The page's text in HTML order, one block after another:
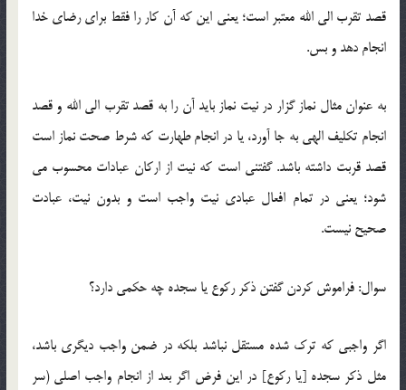
قصد تقرب الی الله معتبر است؛ یعنی این که آن کار را فقط برای رضای خدا
انجام دهد و بس.
به عنوان مثال نماز گزار در نیت نماز باید آن را به قصد تقرب الی الله و قصد
انجام تکلیف الهی به جا آورد، یا در انجام طهارت که شرط صحت نماز است
قصد قربت داشته باشد. گفتنی است که نیت از ارکان عبادات محسوب می
شود؛ یعنی در تمام افعال عبادی نیت واجب است و بدون نیت، عبادت
صحیح نیست.
سوال: فراموش کردن گفتن ذکر رکوع یا سجده چه حکمی دارد؟
اگر واجبى که ترک شده مستقل نباشد بلکه در ضمن واجب دیگرى باشد،
مثل ذکر سجده [یا رکوع] در این فرض اگر بعد از انجام واجب اصلى (سر